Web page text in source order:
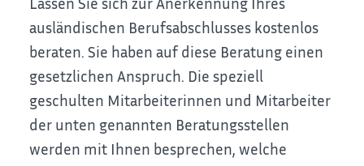
ausländischen Berufsabschlusses kostenlos
beraten. Sie haben auf diese Beratung einen
gesetzlichen Anspruch. Die speziell
geschulten Mitarbeiterinnen und Mitarbeiter
der unten genannten Beratungsstellen
werden mit Ihnen besprechen, welche